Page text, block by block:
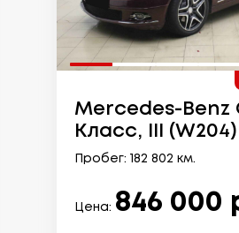
Mercedes-Benz
Класс, III (W204)
Пробег: 182 802 км.
Цена: 846 000